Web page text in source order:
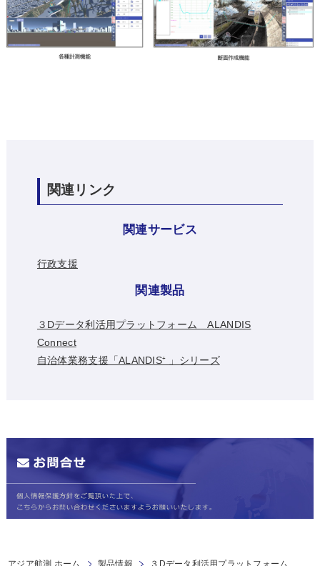
関連リンク
関連サービス
行政支援
関連製品
３Dデータ利活用プラットフォーム ALANDIS
Connect
自治体業務支援「ALANDIS⁺ 」シリーズ
アジア航測 ホーム 製品情報
３Dデータ利活用プラットフォーム